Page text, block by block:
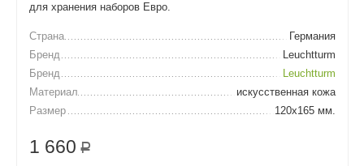
для хранения наборов Евро.
Страна
Германия
Бренд
Leuchtturm
Бренд
Leuchtturm
Материал
искусственная кожа
Размер
120х165 мм.
1 660 Р